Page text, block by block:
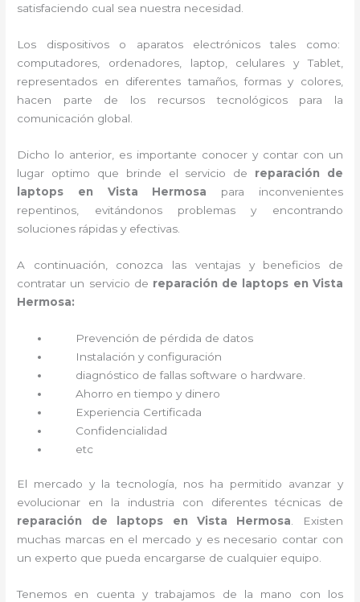
satisfaciendo cual sea nuestra necesidad.
Los dispositivos o aparatos electrónicos tales como:
computadores, ordenadores, laptop, celulares y Tablet,
representados en diferentes tamaños, formas y colores,
hacen parte de los recursos tecnológicos para la
comunicación global.
Dicho lo anterior, es importante conocer y contar con un
lugar optimo que brinde el servicio de reparación de
laptops en Vista Hermosa para inconvenientes
repentinos, evitándonos problemas y encontrando
soluciones rápidas y efectivas.
A continuación, conozca las ventajas y beneficios de
contratar un servicio de reparación de laptops en Vista
Hermosa:
Prevención de pérdida de datos
Instalación y configuración
diagnóstico de fallas software o hardware
Ahorro en tiempo y dinero
Experiencia Certificada
Confidencialidad
etc
El mercado y la tecnología, nos ha permitido avanzar y
evolucionar en la industria con diferentes técnicas de
reparación de laptops en Vista Hermosa . Existen
muchas marcas en el mercado y es necesario contar con
un experto que pueda encargarse de cualquier equipo.
Tenemos en cuenta y trabajamos de la mano con los